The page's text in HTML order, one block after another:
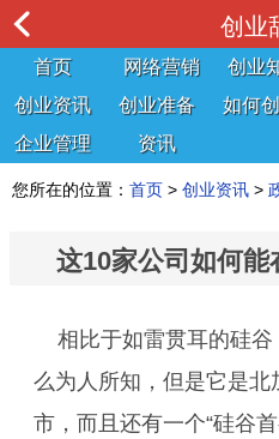
创业
首页 网络营销 创业
创业资讯
创业准备 如何
企业管理
资讯
您所在的位置： 首页 > 创业资讯 >
这10家公司如何能
相比于如雷贯耳的硅
么为人所知，但是它是
市，而且还有一个“硅谷首